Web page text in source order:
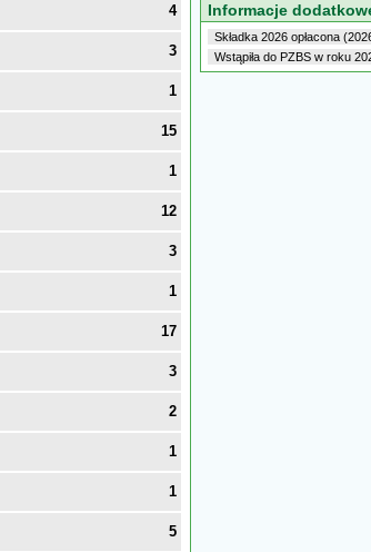
4
3
1
15
1
12
3
1
17
3
2
1
1
5
Informacje
Składka 2026 opłacona
Wstąpiła do PZBS w roku